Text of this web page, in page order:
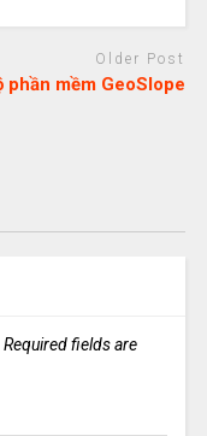
Older Post
phần mềm GeoSlope
Required fields are